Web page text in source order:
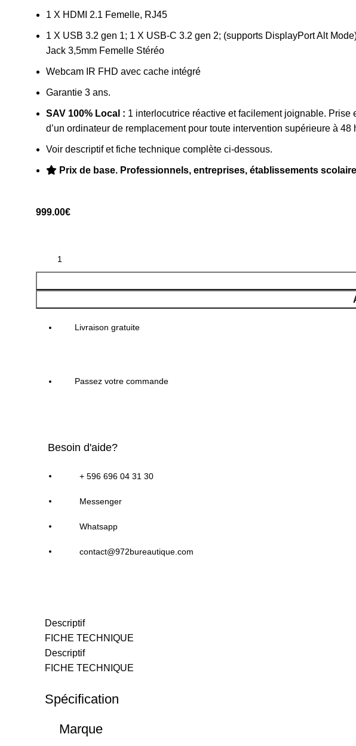
1 X HDMI 2.1 Femelle, RJ45
1 X USB 3.2 gen 1; 1 X USB-C 3.2 gen 2; (supports DisplayPort Alt
Jack 3,5mm Femelle Stéréo
Webcam IR FHD avec cache intégré
Garantie 3 ans.
SAV 100% Local : 1 interlocutrice réactive et facilement joignable.
d’un ordinateur de remplacement pour toute intervention supérieure à 48
Voir descriptif et fiche technique complète ci-dessous.
Prix de base. Professionnels, entreprises, établissements
999.00€
Livraison gratuite
Passez votre commande
Besoin d'aide?
+ 596 696 04 31 30
Messenger
Whatsapp
contact@972bureautique.com
Descriptif
FICHE TECHNIQUE
Descriptif
FICHE TECHNIQUE
Spécification
Marque